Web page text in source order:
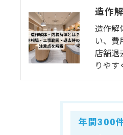
造作解
い、費
店舗退
りやす
年間300